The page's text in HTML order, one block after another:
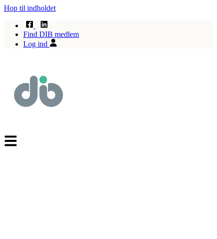
Hop til indholdet
Find DIB medlem
Log ind